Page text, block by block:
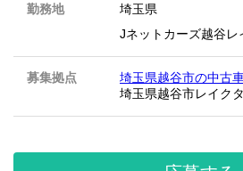
勤務地
埼玉県
Jネットカーズ越谷レ
募集拠点
埼玉県越谷市の中古
埼玉県越谷市レイク